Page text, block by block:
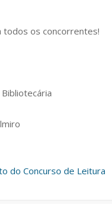
todos os
Delmiro
do Concurso de Leitura